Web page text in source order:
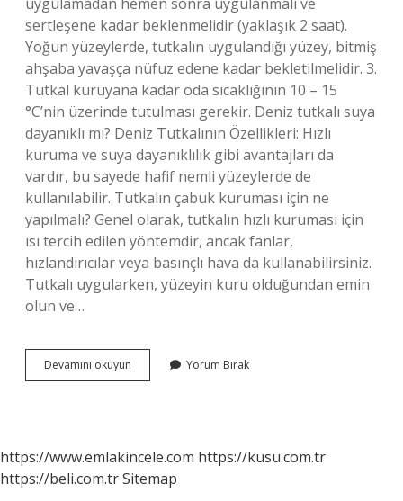
sertleşene kadar beklenmelidir (yaklaşık 2 saat).
Yoğun yüzeylerde, tutkalın uygulandığı yüzey, bitmiş
ahşaba yavaşça nüfuz edene kadar bekletilmelidir. 3.
Tutkal kuruyana kadar oda sıcaklığının 10 – 15
°C’nin üzerinde tutulması gerekir. Deniz tutkalı suya
dayanıklı mı? Deniz Tutkalının Özellikleri: Hızlı
kuruma ve suya dayanıklılık gibi avantajları da
vardır, bu sayede hafif nemli yüzeylerde de
kullanılabilir. Tutkalın çabuk kuruması için ne
yapılmalı? Genel olarak, tutkalın hızlı kuruması için
ısı tercih edilen yöntemdir, ancak fanlar,
hızlandırıcılar veya basınçlı hava da kullanabilirsiniz.
Tutkalı uygularken, yüzeyin kuru olduğundan emin
olun ve…
Devamını okuyun
Tutkalı
Yorum Bırak
https://www.emlakincele.com https://kusu.com.tr
https://beli.com.trSitemap